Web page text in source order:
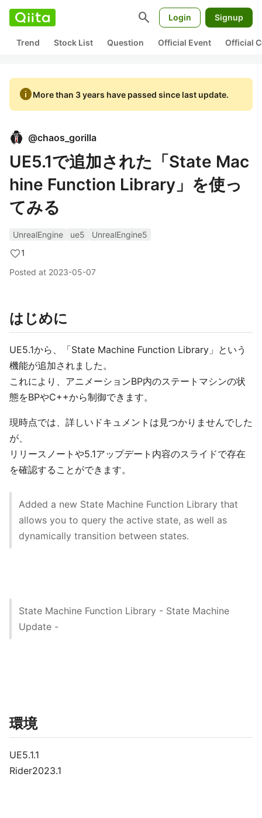
search Login Signup
Trend Stock List Question Official Event Official
infoMore than 3 years have passed since last update.
@chaos_gorilla
UE5.1で追加された「State Mac
hine Function Library」を使っ
てみる
UnrealEngine ue5
UnrealEngine5
1
Posted at 2023-05-07
はじめに
UE5.1から、「State Machine Function Library」という
機能が追加されました。
これにより、アニメーションBP内のステートマシンの状
態をBPやC++から制御できます。
現時点では、詳しいドキュメントは見つかりませんでした
が、
リリースノートや5.1アップデート内容のスライドで存在
を確認することができます。
Added a new State Machine Function Library that
allows you to query the active state, as well as
dynamically transition between states.
State Machine Function Library - State Machine
Update -
環境
UE5.1.1
Rider2023.1